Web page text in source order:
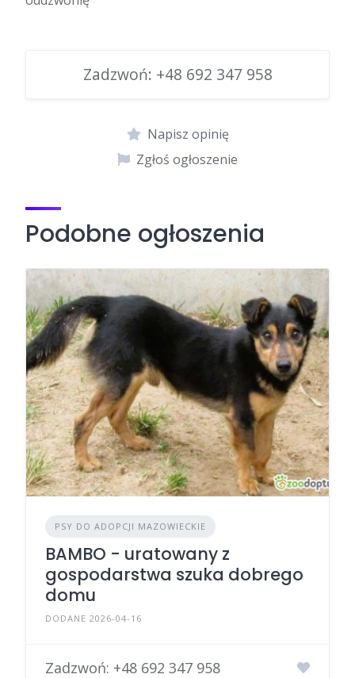
Zadzwoń: +48 692 347 958
Napisz opinię
Zgłoś ogłoszenie
Podobne ogłoszenia
PSY DO ADOPCJI MAZOWIECKIE
BAMBO - uratowany z
gospodarstwa szuka dobrego
domu
DODANE 2026-04-16
Zadzwoń: +48 692 347 958